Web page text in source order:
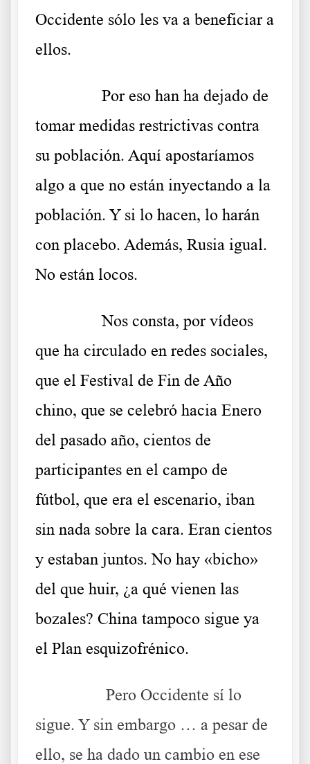
Occidente sólo les va a beneficiar a
ellos.
Por eso han ha dejado de
tomar medidas restrictivas contra
su población. Aquí apostaríamos
algo a que no están inyectando a la
población. Y si lo hacen, lo harán
con placebo. Además, Rusia igual.
No están locos.
……….Nos consta, por vídeos
que ha circulado en redes sociales,
que el Festival de Fin de Año
chino, que se celebró hacia Enero
del pasado año, cientos de
participantes en el campo de
fútbol, que era el escenario, iban
sin nada sobre la cara. Eran cientos
y estaban juntos. No hay «bicho»
del que huir, ¿a qué vienen las
bozales? China tampoco sigue ya
el Plan esquizofrénico.
Pero Occidente sí lo
sigue. Y sin embargo … a pesar de
ello, se ha dado un cambio en ese